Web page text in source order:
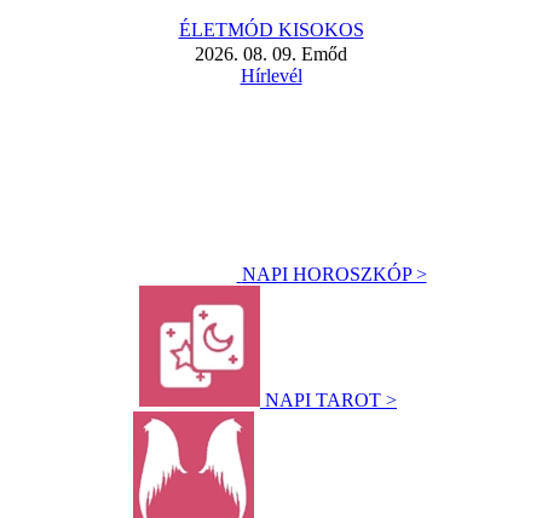
ÉLETMÓD KISOKOS
2026. 08. 09. Emőd
Hírlevél
NAPI HOROSZKÓP >
NAPI TAROT >